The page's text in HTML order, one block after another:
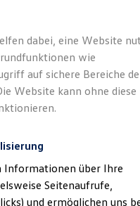
Leasing
dabei, eine Website
wie
auf sichere Bereiche
Website kann ohne diese
Informationen über Ihre
Seitenaufrufe,
und ermöglichen uns